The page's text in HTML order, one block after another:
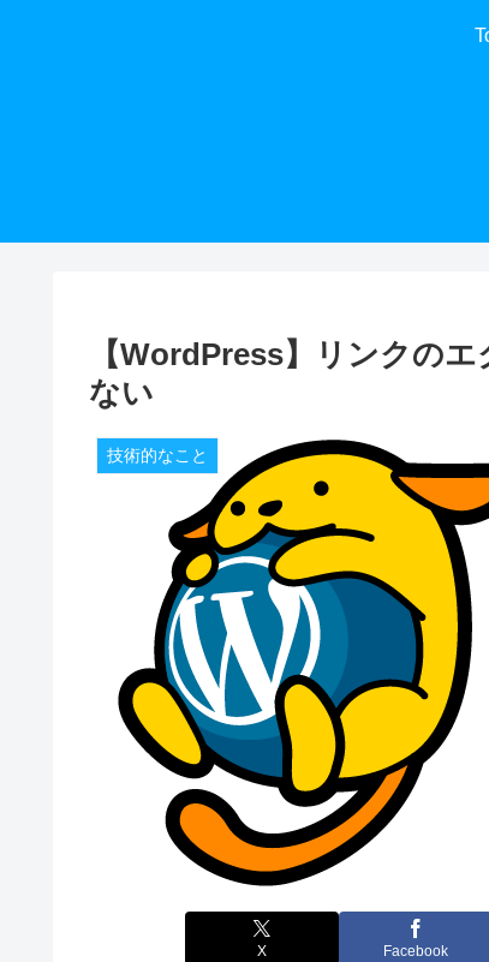
【WordPress】リンクの
ない
技術的なこと
X Facebook